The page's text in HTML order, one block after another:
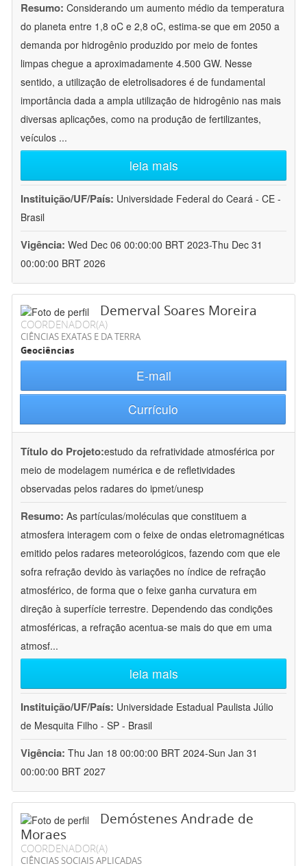
Resumo: Considerando um aumento médio da temperatura
do planeta entre 1,8 oC e 2,8 oC, estima-se que em 2050 a
demanda por hidrogênio produzido por meio de fontes
limpas chegue a aproximadamente 4.500 GW. Nesse
sentido, a utilização de eletrolisadores é de fundamental
importância dada a ampla utilização de hidrogênio nas mais
diversas aplicações, como na produção de fertilizantes,
veículos ...
leia mais
Instituição/UF/País: Universidade Federal do Ceará - CE -
Brasil
Vigência: Wed Dec 06 00:00:00 BRT 2023-Thu Dec 31
00:00:00 BRT 2026
Demerval Soares Moreira
COORDENADOR(A)
CIÊNCIAS EXATAS E DA TERRA
Geociências
E-mail
Currículo
Título do Projeto:estudo da refratividade atmosférica por
meio de modelagem numérica e de refletividades
observadas pelos radares do ipmet/unesp
Resumo: As partículas/moléculas que constituem a
atmosfera interagem com o feixe de ondas eletromagnéticas
emitido pelos radares meteorológicos, fazendo com que ele
sofra refração devido às variações no índice de refração
atmosférico, de forma que o feixe ganha curvatura em
direção à superfície terrestre. Dependendo das condições
atmosféricas, a refração acentua-se mais do que em uma
atmosf...
leia mais
Instituição/UF/País: Universidade Estadual Paulista Júlio
de Mesquita Filho - SP - Brasil
Vigência: Thu Jan 18 00:00:00 BRT 2024-Sun Jan 31
00:00:00 BRT 2027
Demóstenes Andrade de
Moraes
COORDENADOR(A)
CIÊNCIAS SOCIAIS APLICADAS